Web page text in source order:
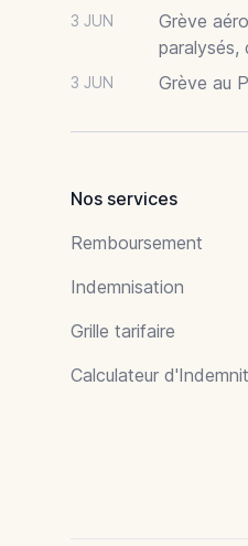
3 JUN
Grève
paralysés,
3 JUN Grève au
Nos services
Remboursement
Indemnisation
Grille tarifaire
Calculateur